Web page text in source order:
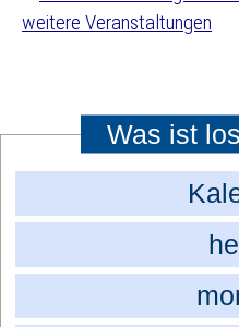
weitere Veranstaltungen
Was ist